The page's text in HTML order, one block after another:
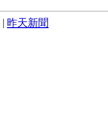
昨天新聞